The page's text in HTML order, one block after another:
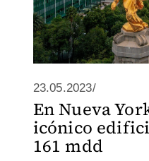
23.05.2023/
En Nueva
icónico
161 mdd